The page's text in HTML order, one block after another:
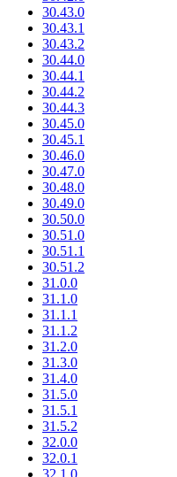
30.43.0
30.43.1
30.43.2
30.44.0
30.44.1
30.44.2
30.44.3
30.45.0
30.45.1
30.46.0
30.47.0
30.48.0
30.49.0
30.50.0
30.51.0
30.51.1
30.51.2
31.0.0
31.1.0
31.1.1
31.1.2
31.2.0
31.3.0
31.4.0
31.5.0
31.5.1
31.5.2
32.0.0
32.0.1
32.1.0